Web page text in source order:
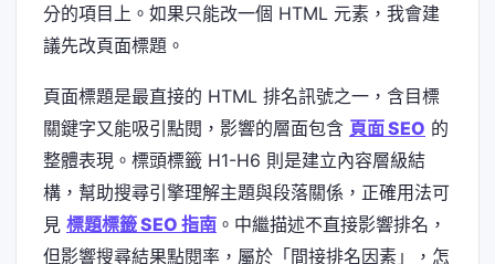
分的項目上。如果只能改一個 HTML 元素，我會建
議先改頁面標題。
頁面標題是最直接的 HTML 排名訊號之一，含目標
關鍵字又能吸引點閱，影響的層面包含 頁面 SEO 的
整體表現。標頭標籤 H1-H6 則是建立內容層級結
構，幫助搜尋引擎理解主題與段落關係，正確用法可
見 標題標籤 SEO 指南 。中繼描述不直接影響排名，
但影響搜尋結果點閱率，屬於「間接排名因素」，怎